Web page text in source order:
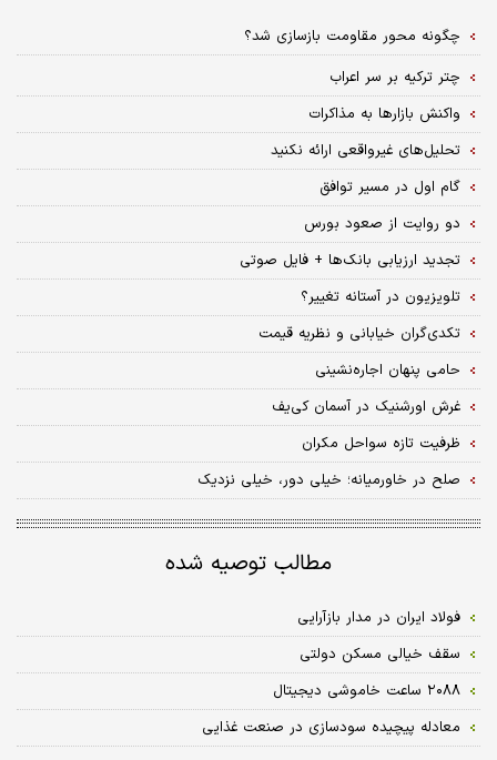
چگونه محور مقاومت بازسازی شد؟
چتر ترکیه بر سر اعراب
واکنش بازارها به مذاکرات
تحلیل‌های غیرواقعی ارائه نکنید
گام اول در مسیر توافق
دو روایت از صعود بورس
تجدید ارزیابی بانک‌ها + فایل صوتی
تلویزیون در آستانه تغییر؟
تکدی‌گران خیابانی و نظریه قیمت
حامی پنهان اجاره‌نشینی
غرش اورشنیک در آسمان کی‌یف
ظرفیت تازه سواحل مکران
صلح در خاورمیانه؛ خیلی دور، خیلی نزدیک
مطالب توصیه شده
فولاد ایران در مدار بازآرایی
سقف خیالی مسکن دولتی
۲۰۸۸ ساعت خاموشی دیجیتال
معادله پیچیده سودسازی در صنعت غذایی